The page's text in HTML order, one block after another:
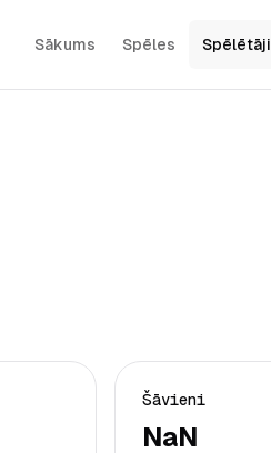
Sākums Spēles Spēlētāji
Šāvieni
NaN